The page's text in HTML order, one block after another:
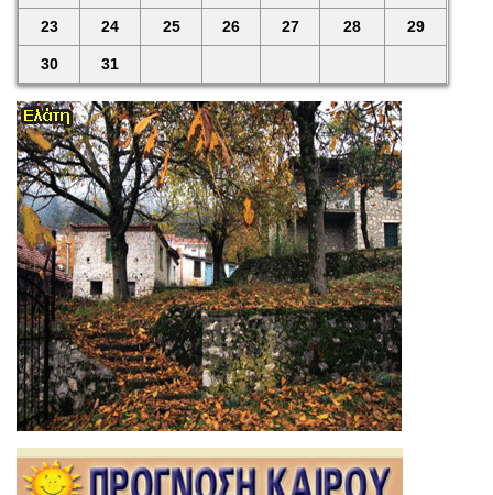
23 24 25 26 27 28 29
30 31